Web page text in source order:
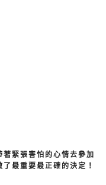
緊張害怕的心情去參加
了最重要最正確的決定！